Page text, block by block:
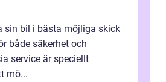
sin bil i bästa möjliga skick
både säkerhet och
service är speciellt
mö...